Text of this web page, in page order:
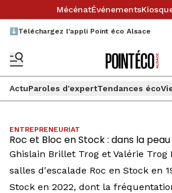
MécénatÉvénements
⬇️Téléchargez l'appli Point éco Alsace
ActuParoles d'expertTendances éco
ENTREPRENEURIAT
Roc et Bloc en Stock : dans la
Ghislain Brillet Trog et Valérie
salles d'escalade Roc en Stock en
Stock en 2022, dont la